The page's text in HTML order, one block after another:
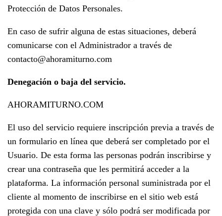
Protección de Datos Personales.
En caso de sufrir alguna de estas situaciones, deberá
comunicarse con el Administrador a través de
contacto@ahoramiturno.com
Denegación o baja del servicio.
AHORAMITURNO.COM
El uso del servicio requiere inscripción previa a través de
un formulario en línea que deberá ser completado por el
Usuario. De esta forma las personas podrán inscribirse y
crear una contraseña que les permitirá acceder a la
plataforma. La información personal suministrada por el
cliente al momento de inscribirse en el sitio web está
protegida con una clave y sólo podrá ser modificada por